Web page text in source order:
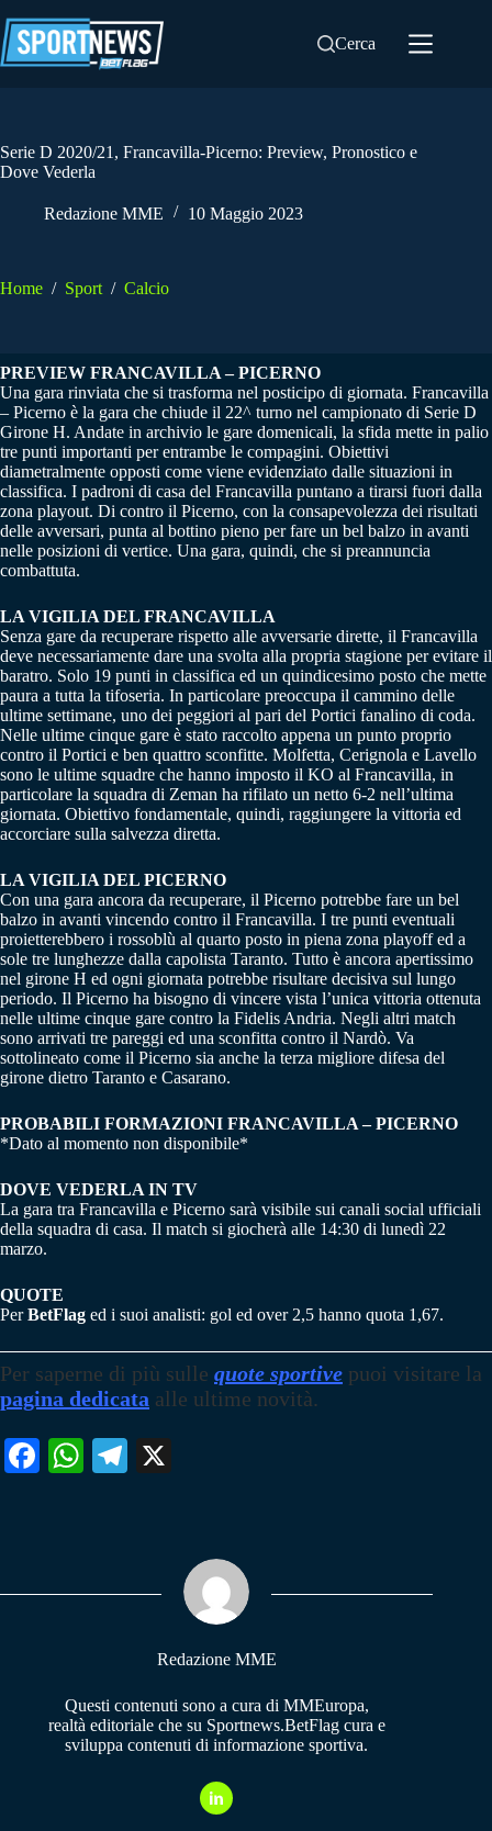
al
contenuto
Cerca
Serie D 2020/21, Francavilla-Picerno: Preview, Pronostico e
Dove Vederla
Redazione MME 10 Maggio 2023
Home / Sport / Calcio
PREVIEW FRANCAVILLA – PICERNO
Una gara rinviata che si trasforma nel posticipo di giornata. Francavilla
– Picerno è la gara che chiude il 22^ turno nel campionato di Serie D
Girone H. Andate in archivio le gare domenicali, la sfida mette in palio
tre punti importanti per entrambe le compagini. Obiettivi
diametralmente opposti come viene evidenziato dalle situazioni in
classifica. I padroni di casa del Francavilla puntano a tirarsi fuori dalla
zona playout. Di contro il Picerno, con la consapevolezza dei risultati
delle avversari, punta al bottino pieno per fare un bel balzo in avanti
nelle posizioni di vertice. Una gara, quindi, che si preannuncia
combattuta.
LA VIGILIA DEL FRANCAVILLA
Senza gare da recuperare rispetto alle avversarie dirette, il Francavilla
deve necessariamente dare una svolta alla propria stagione per evitare il
baratro. Solo 19 punti in classifica ed un quindicesimo posto che mette
paura a tutta la tifoseria. In particolare preoccupa il cammino delle
ultime settimane, uno dei peggiori al pari del Portici fanalino di coda.
Nelle ultime cinque gare è stato raccolto appena un punto proprio
contro il Portici e ben quattro sconfitte. Molfetta, Cerignola e Lavello
sono le ultime squadre che hanno imposto il KO al Francavilla, in
particolare la squadra di Zeman ha rifilato un netto 6-2 nell’ultima
giornata. Obiettivo fondamentale, quindi, raggiungere la vittoria ed
accorciare sulla salvezza diretta.
LA VIGILIA DEL PICERNO
Con una gara ancora da recuperare, il Picerno potrebbe fare un bel
balzo in avanti vincendo contro il Francavilla. I tre punti eventuali
proietterebbero i rossoblù al quarto posto in piena zona playoff ed a
sole tre lunghezze dalla capolista Taranto. Tutto è ancora apertissimo
nel girone H ed ogni giornata potrebbe risultare decisiva sul lungo
periodo. Il Picerno ha bisogno di vincere vista l’unica vittoria ottenuta
nelle ultime cinque gare contro la Fidelis Andria. Negli altri match
sono arrivati tre pareggi ed una sconfitta contro il Nardò. Va
sottolineato come il Picerno sia anche la terza migliore difesa del
girone dietro Taranto e Casarano.
PROBABILI FORMAZIONI FRANCAVILLA – PICERNO
*Dato al momento non disponibile*
DOVE VEDERLA IN TV
La gara tra Francavilla e Picerno sarà visibile sui canali social ufficiali
della squadra di casa. Il match si giocherà alle 14:30 di lunedì 22
marzo.
QUOTE
PerBetFlag ed i suoi analisti: gol ed over 2,5 hanno quota 1,67.
Per saperne di più sulle quote sportive puoi visitare la
pagina dedicata alle ultime novità.
Fa W
pp
Te
m
Redazione MME
Questi contenuti sono a cura di MMEuropa,
realtà editoriale che su Sportnews.BetFlag cura e
sviluppa contenuti di informazione sportiva.